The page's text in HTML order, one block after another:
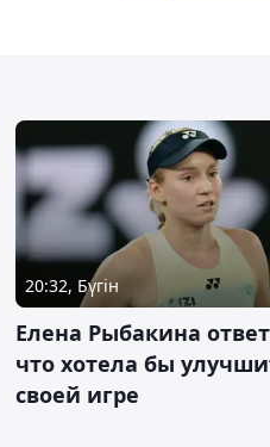
20:32, Бүгін
Елена Рыбакина
что хотела бы
своей игре